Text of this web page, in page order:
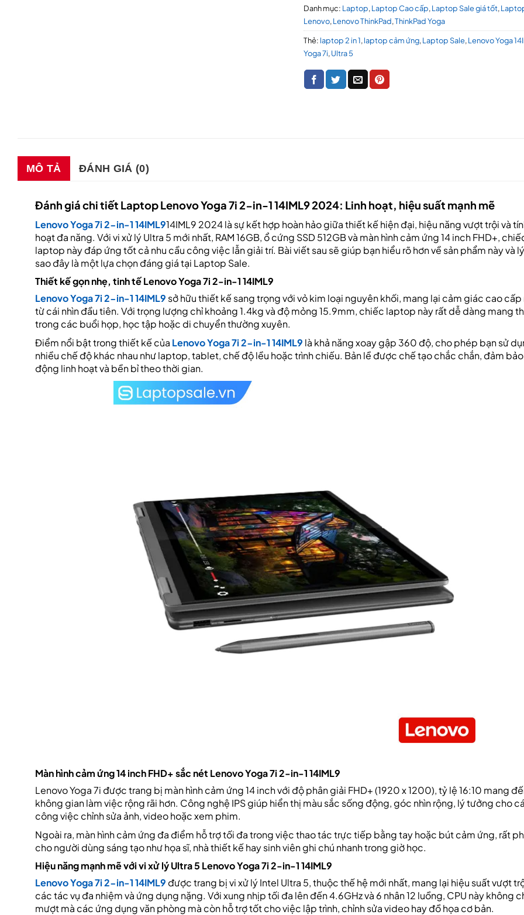
Danh mục: Laptop,Laptop Cao cấp,Laptop Sale giá tốt,
Lenovo,Lenovo ThinkPad,ThinkPad Yoga
Thẻ: laptop 2 in 1,laptop cảm ứng,Laptop Sale,Lenovo Yoga
Yoga 7i,Ultra 5
MÔ TẢ ĐÁNH GIÁ (0)
Đánh giá chi tiết Laptop Lenovo Yoga 7i 2-in-1 14IML9 2024: Linh hoạt, hiệu suất mạnh mẽ
Lenovo Yoga 7i 2-in-1 14IML914IML9 2024 là sự kết hợp hoàn hảo giữa thiết kế hiện đại, hiệu năng vượt trội và
hoạt đa năng. Với vi xử lý Ultra 5 mới nhất, RAM 16GB, ổ cứng SSD 512GB và màn hình cảm ứng 14 inch FHD+,
laptop này đáp ứng tốt cả nhu cầu công việc lẫn giải trí. Bài viết sau sẽ giúp bạn hiểu rõ hơn về sản phẩm này và
sao đây là một lựa chọn đáng giá tại Laptop Sale.
Thiết kế gọn nhẹ, tinh tế Lenovo Yoga 7i 2-in-1 14IML9
Lenovo Yoga 7i 2-in-1 14IML9 sở hữu thiết kế sang trọng với vỏ kim loại nguyên khối, mang lại cảm giác cao
từ cái nhìn đầu tiên. Với trọng lượng chỉ khoảng 1.4kg và độ mỏng 15.9mm, chiếc laptop này rất dễ dàng mang
trong các buổi họp, học tập hoặc di chuyển thường xuyên.
Điểm nổi bật trong thiết kế của Lenovo Yoga 7i 2-in-1 14IML9 là khả năng xoay gập 360 độ, cho phép bạn sử
nhiều chế độ khác nhau như laptop, tablet, chế độ lều hoặc trình chiếu. Bản lề được chế tạo chắc chắn, đảm
động linh hoạt và bền bỉ theo thời gian.
Màn hình cảm ứng 14 inch FHD+ sắc nét Lenovo Yoga 7i 2-in-1 14IML9
Lenovo Yoga 7i được trang bị màn hình cảm ứng 14 inch với độ phân giải FHD+ (1920 x 1200), tỷ lệ 16:10 mang
không gian làm việc rộng rãi hơn. Công nghệ IPS giúp hiển thị màu sắc sống động, góc nhìn rộng, lý tưởng cho
công việc chỉnh sửa ảnh, video hoặc xem phim.
Ngoài ra, màn hình cảm ứng đa điểm hỗ trợ tối đa trong việc thao tác trực tiếp bằng tay hoặc bút cảm ứng, rất
cho người dùng sáng tạo như họa sĩ, nhà thiết kế hay sinh viên ghi chú nhanh trong giờ học.
Hiệu năng mạnh mẽ với vi xử lý Ultra 5 Lenovo Yoga 7i 2-in-1 14IML9
Lenovo Yoga 7i 2-in-1 14IML9 được trang bị vi xử lý Intel Ultra 5, thuộc thế hệ mới nhất, mang lại hiệu suất vượt
các tác vụ đa nhiệm và ứng dụng nặng. Với xung nhịp tối đa lên đến 4.6GHz và 6 nhân 12 luồng, CPU này không
mượt mà các ứng dụng văn phòng mà còn hỗ trợ tốt cho việc lập trình, chỉnh sửa video hay đồ họa cơ bản.